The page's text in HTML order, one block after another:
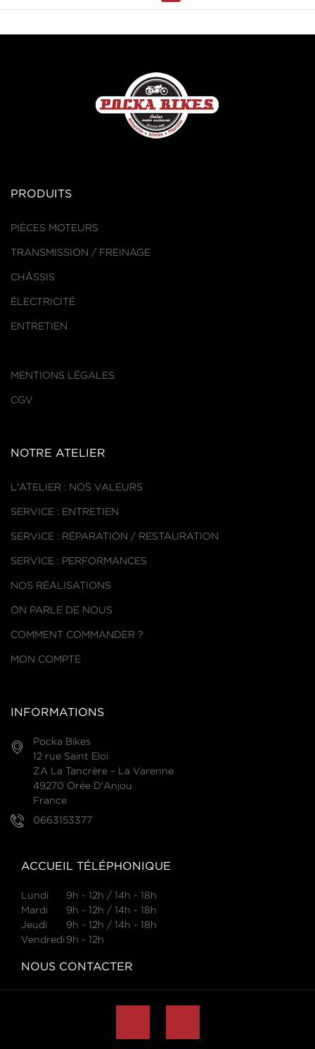
PRODUITS
PIÈCES MOTEURS
TRANSMISSION / FREINAGE
CHÂSSIS
ÉLECTRICITÉ
ENTRETIEN
MENTIONS LÉGALES
CGV
NOTRE ATELIER
L'ATELIER : NOS VALEURS
SERVICE : ENTRETIEN
SERVICE : RÉPARATION / RESTAURATION
SERVICE : PERFORMANCES
NOS RÉALISATIONS
ON PARLE DE NOUS
COMMENT COMMANDER ?
MON COMPTE
INFORMATIONS
Pocka Bikes
12 rue Saint Eloi
ZA La Tancrère – La Varenne
49270 Orée D'Anjou
France
0663153377
ACCUEIL TÉLÉPHONIQUE
Lundi
9h - 12h / 14h - 18h
Mardi
9h - 12h / 14h - 18h
Jeudi
9h - 12h / 14h - 18h
Vendredi 9h - 12h
NOUS CONTACTER